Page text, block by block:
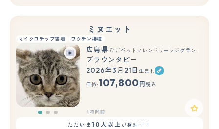
ミヌエット
マイクロチップ装着 ワクチン接種
もっと見る
広島県 ひごペットフレンドリーフジグラン神辺店
ブラウンタビー
2026年3月21日 生まれ
価格:107,800 円 税込
4時間前
ただいま 10人以上が検討中！